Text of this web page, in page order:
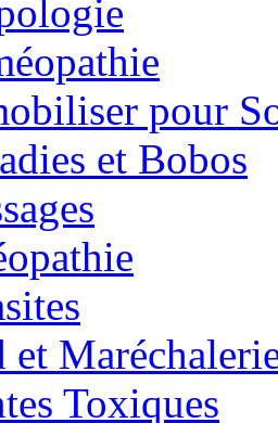
pour
et Bobos
et
Toxiques